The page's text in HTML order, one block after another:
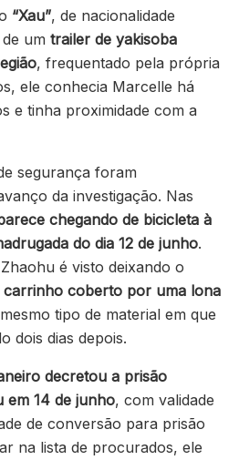
“Xau”, de nacionalidade
um trailer de yakisoba
, frequentado pela própria
ele conhecia Marcelle há
e tinha proximidade com a
segurança foram
da investigação. Nas
chegando de bicicleta à
do dia 12 de junho.
é visto deixando o
coberto por uma lona
tipo de material em que
dois dias depois.
decretou a prisão
em 14 de junho, com validade
de conversão para prisão
na lista de procurados, ele